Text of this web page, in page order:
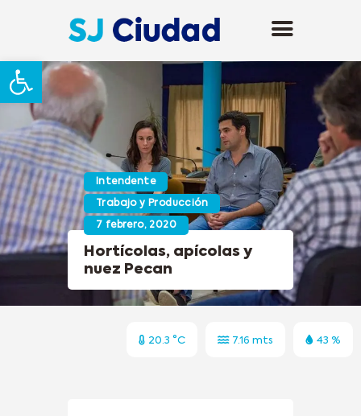
Abrir barra de herramientas
Intendente
Trabajo y Producción
7 febrero, 2020
Hortícolas, apícolas y
nuez Pecan
20.3 °C 7.16 mts 43 %